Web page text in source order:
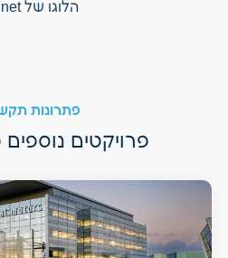
הלוגו של Fortinet
פתרונות
פרויקטים